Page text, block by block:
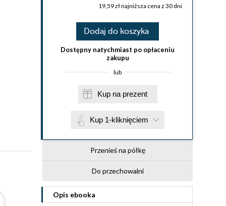
19,59 zł najniższa cena z 30 dni
Dodaj do koszyka
Dostępny natychmiast po opłaceniu
zakupu
lub
Kup na prezent
Kup 1-kliknięciem
Przenieś na półkę
Do przechowalni
Opis ebooka